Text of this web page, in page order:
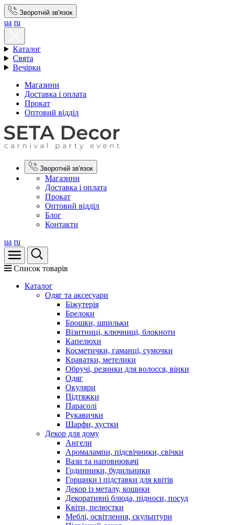
Зворотній зв'язок
ua ru
Каталог
Свята
Вечірки
Магазини
Доставка і оплата
Прокат
Оптовий відділ
Зворотній зв'язок
Магазини
Доставка і оплата
Прокат
Оптовий відділ
Блог
Контакти
ua ru
Список товарів
Каталог
Oдяг та аксесуари
Біжутерія
Брелоки
Брошки, шпильки
Візитниці, ключниці, блокноти
Капелюхи
Косметички, гаманці, сумочки
Краватки, метелики
Обручі, резинки для волосся, вінки
Одяг
Окуляри
Підтяжки
Парасолі
Рукавички
Шарфи, хустки
Декор для дому
Ангели
Аромалампи, підсвічники, свічки
Вази та наповнювачі
Годинники, будильники
Горщики і підставки для квітів
Декор із металу, кошики
Декоративні блюда, підноси, посуд
Квіти, пелюстки
Меблі, освітлення, скульптури